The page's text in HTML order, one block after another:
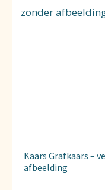
Kaars Grafkaars –
afbeelding